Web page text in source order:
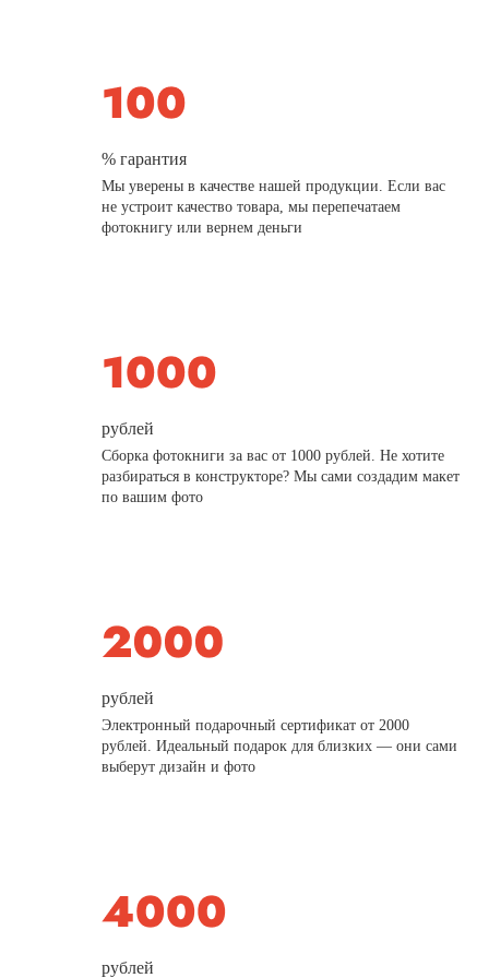
% гарантия
Мы уверены в качестве нашей продукции. Если вас
не устроит качество товара, мы перепечатаем
фотокнигу или вернем деньги
рублей
Сборка фотокниги за вас от 1000 рублей. Не хотите
разбираться в конструкторе? Мы сами создадим макет
по вашим фото
рублей
Электронный подарочный сертификат от 2000
рублей. Идеальный подарок для близких — они сами
выберут дизайн и фото
рублей